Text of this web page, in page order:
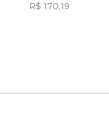
R$ 170,19